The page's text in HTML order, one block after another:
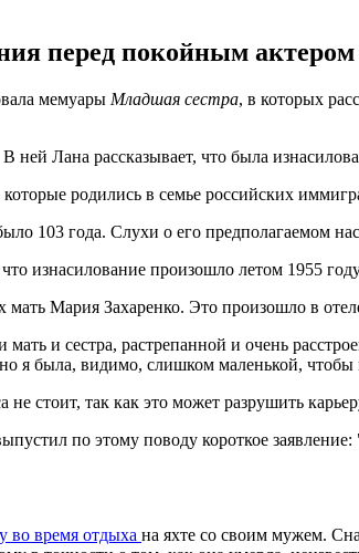
перед покойным
мемуары Младшая сестра, в которых
ней Лана рассказывает, что была
родились в семье российских
103 года. Слухи о его предполагаемом
что изнасилование произошло летом 1955
мать Мария Захаренко. Это произошло в
и сестра, растрепанной и очень
я была, видимо, слишком маленькой,
стоит, так как это может разрушить
по этому поводу короткое
во время отдыха на яхте со своим мужем.